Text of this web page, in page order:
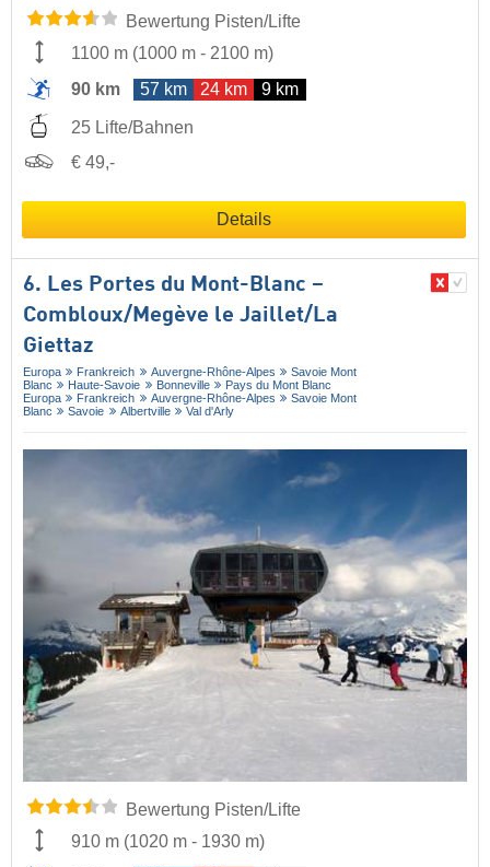
Bewertung Pisten/Lifte
1100 m (1000 m - 2100 m)
90 km
57 km 24 km 9 km
25 Lifte/Bahnen
€ 49,-
Details
6. Les Portes du Mont-Blanc –
Combloux/​Megève le Jaillet/​La
Giettaz
Europa Frankreich Auvergne-Rhône-Alpes
Savoie Mont
Blanc
Haute-Savoie Bonneville
Pays du Mont Blanc
Europa
Frankreich Auvergne-Rhône-Alpes
Savoie Mont
Blanc
Savoie Albertville Val d'Arly
Bewertung Pisten/Lifte
910 m (1020 m - 1930 m)